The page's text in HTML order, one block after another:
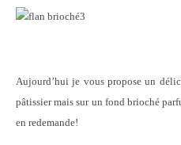
Aujourd’hui je vous propose un
pâtissier mais sur un fond brioché
en redemande!